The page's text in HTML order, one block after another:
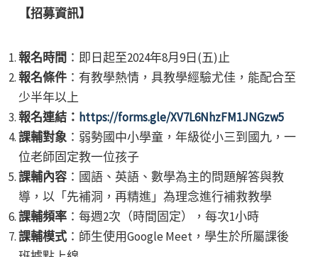
【招募資訊】
報名時間 ：即日起至2024年8月9日(五)止
報名條件：有教學熱情，具教學經驗尤佳，能配合至
少半年以上
報名連結： https://forms.gle/XV7L6NhzFM1JNGzw5
課輔對象：弱勢國中小學童，年級從小三到國九，一
位老師固定教一位孩子
課輔內容：國語、英語、數學為主的問題解答與教
導，以「先補洞，再精進」為理念進行補救教學
課輔頻率：每週2次（時間固定），每次1小時
課輔模式：師生使用Google Meet，學生於所屬課後